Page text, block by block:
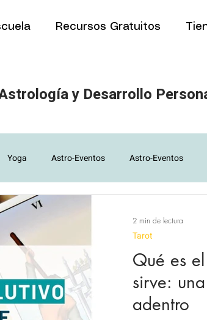
Recursos Gratuitos
y Desarrollo
Yoga Astro-Eventos Astro-Eventos
para estudiantes
PNL Eutonía Eclipses y Fases lunares
solar Revolución solar Decodificación
Qué es
sirve:
adentro
Tarot
2 min de lectura